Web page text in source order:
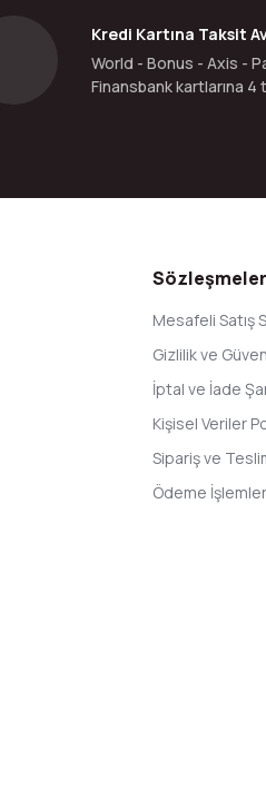
Kredi Kartına Taksit
World - Bonus - Axis -
Finansbank kartlarına 4
Sözleşmeler
Mesafeli Satış
Gizlilik ve
İptal ve İade
Kişisel Veriler
Sipariş ve
Ödeme